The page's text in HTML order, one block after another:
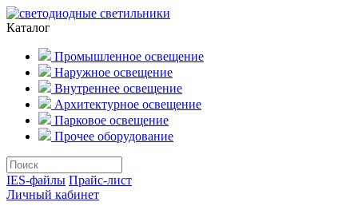
Каталог
Промышленное освещение
Наружное освещение
Внутреннее освещение
Архитектурное освещение
Парковое освещение
Прочее оборудование
IES-файлы Прайс-лист
Личный кабинет